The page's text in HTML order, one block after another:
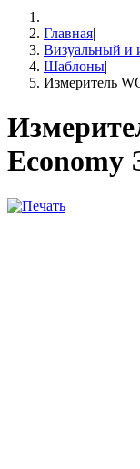
Главная|
Визуальный и
Шаблоны|
Измеритель